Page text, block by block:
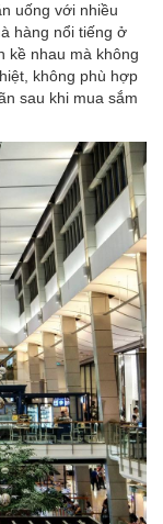
uống với nhiều
hàng nổi tiếng ở
kề nhau mà không
không phù hợp
sau khi mua sắm